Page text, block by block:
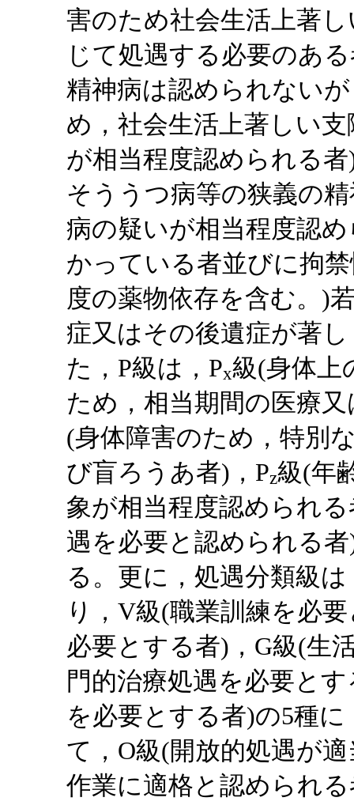
害のため社会生活上著
じて処遇する必要のあ
精神病は認められない
め，社会生活上著しい
が相当程度認められる
そううつ病等の狭義の
病の疑いが相当程度認
かっている者並びに拘
度の薬物依存を含む。)
症又はその後遺症が著
た，P級は，Px級(身体上
ため，相当期間の医療
(身体障害のため，特別
び盲ろうあ者)，Pz級(年
象が相当程度認められ
遇を必要と認められる
る。更に，処遇分類級
り，V級(職業訓練を必
必要とする者)，G級(生
門的治療処遇を必要と
を必要とする者)の5種
て，O級(開放的処遇が
作業に適格と認められ